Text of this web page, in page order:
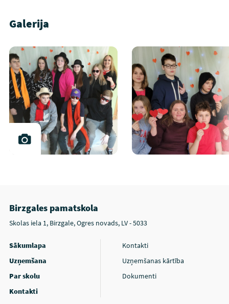
Galerija
Birzgales pamatskola
Skolas iela 1, Birzgale, Ogres novads, LV - 5033
Sākumlapa
Uzņemšana
Par skolu
Kontakti
Kontakti
Uzņemšanas kārtība
Dokumenti